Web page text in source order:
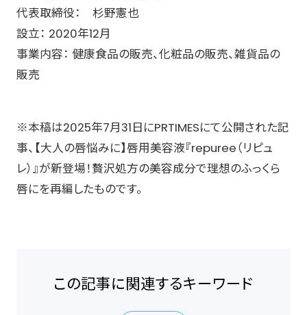
代表取締役： 杉野憲也
設立： 2020年12月
事業内容： 健康食品の販売、化粧品の販売、雑貨品の
販売
※本稿は2025年7月31日にPRTIMESにて公開された記
事、【大人の唇悩みに】唇用美容液『repuree（リピュ
レ）』が新登場！贅沢処方の美容成分で理想のふっくら
唇にを再編したものです。
この記事に関連するキーワード